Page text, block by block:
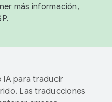
más información,
.
IA para traducir
Las traducciones